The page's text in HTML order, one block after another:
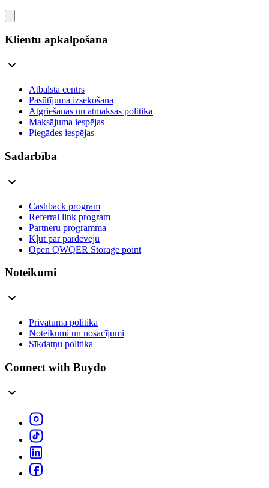
Klientu apkalpošana
Atbalsta centrs
Pasūtījuma izsekošana
Atgriešanas un atmaksas politika
Maksājuma iespējas
Piegādes iespējas
Sadarbība
Cashback program
Referral link program
Partneru programma
Kļūt par pardevēju
Open QWQER Storage point
Noteikumi
Privātuma politika
Noteikumi un nosacījumi
Sīkdatņu politika
Connect with Buydo